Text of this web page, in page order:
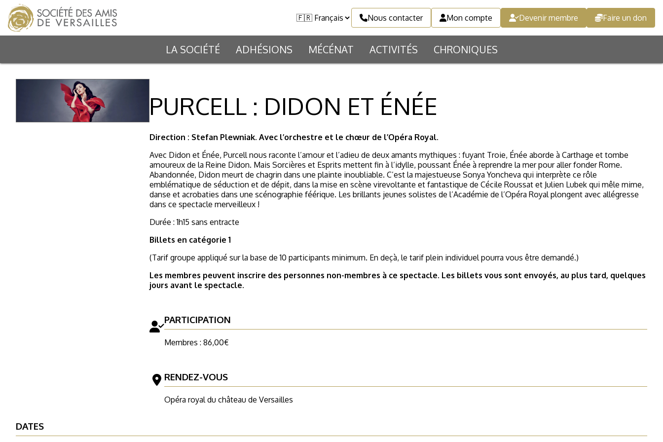
Nous contacter Mon compte Devenir membre Faire un don
LA SOCIÉTÉ ADHÉSIONS MÉCÉNAT ACTIVITÉS CHRONIQUES
PURCELL : DIDON ET ÉNÉE
Direction : Stefan Plewniak. Avec l’orchestre et le chœur de l’Opéra Royal.
Avec Didon et Énée, Purcell nous raconte l’amour et l’adieu de deux amants mythiques : fuyant Troie, Énée aborde à Carthage et tombe
amoureux de la Reine Didon. Mais Sorcières et Esprits mettent fin à l’idylle, poussant Énée à reprendre la mer pour aller fonder Rome.
Abandonnée, Didon meurt de chagrin dans une plainte inoubliable. C’est la majestueuse Sonya Yoncheva qui interprète ce rôle
emblématique de séduction et de dépit, dans la mise en scène virevoltante et fantastique de Cécile Roussat et Julien Lubek qui mêle mime,
danse et acrobaties dans une scénographie féérique. Les brillants jeunes solistes de l’Académie de l’Opéra Royal plongent avec allégresse
dans ce spectacle merveilleux !
Durée : 1h15 sans entracte
Billets en catégorie 1
(Tarif groupe appliqué sur la base de 10 participants minimum. En deçà, le tarif plein individuel pourra vous être demandé.)
Les membres peuvent inscrire des personnes non-membres à ce spectacle. Les billets vous sont envoyés, au plus tard, quelques
jours avant le spectacle.
PARTICIPATION
Membres : 86,00€
RENDEZ-VOUS
Opéra royal du château de Versailles
DATES